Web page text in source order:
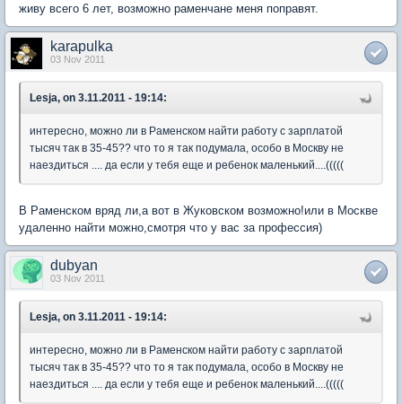
живу всего 6 лет, возможно раменчане меня поправят.
karapulka
03 Nov 2011
Lesja, on 3.11.2011 - 19:14:
интересно, можно ли в Раменском найти работу с зарплатой
тысяч так в 35-45?? что то я так подумала, особо в Москву не
наездиться .... да если у тебя еще и ребенок маленький....(((((
В Раменском вряд ли,а вот в Жуковском возможно!или в Москве
удаленно найти можно,смотря что у вас за профессия)
dubyan
03 Nov 2011
Lesja, on 3.11.2011 - 19:14:
интересно, можно ли в Раменском найти работу с зарплатой
тысяч так в 35-45?? что то я так подумала, особо в Москву не
наездиться .... да если у тебя еще и ребенок маленький....(((((